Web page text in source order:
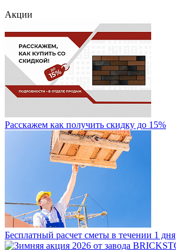
Акции
Расскажем как получить скидку до 15%
Бесплатный расчет сметы в течении 1 дня